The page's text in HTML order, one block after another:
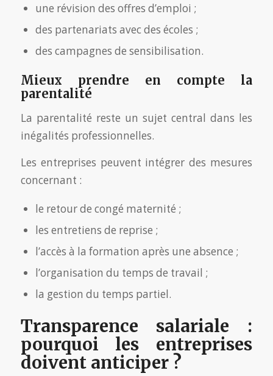
une révision des offres d’emploi ;
des partenariats avec des écoles ;
des campagnes de sensibilisation.
Mieux prendre en compte la
parentalité
La parentalité reste un sujet central dans les
inégalités professionnelles.
Les entreprises peuvent intégrer des mesures
concernant :
le retour de congé maternité ;
les entretiens de reprise ;
l’accès à la formation après une absence ;
l’organisation du temps de travail ;
la gestion du temps partiel.
Transparence salariale :
pourquoi les entreprises
doivent anticiper ?